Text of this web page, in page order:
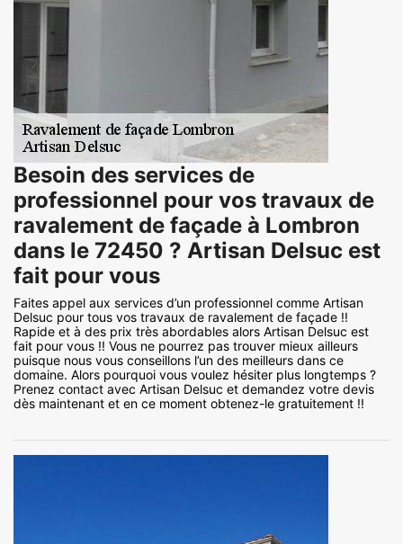
Besoin des services de
professionnel pour vos travaux de
ravalement de façade à Lombron
dans le 72450 ? Artisan Delsuc est
fait pour vous
Faites appel aux services d’un professionnel comme Artisan
Delsuc pour tous vos travaux de ravalement de façade !!
Rapide et à des prix très abordables alors Artisan Delsuc est
fait pour vous !! Vous ne pourrez pas trouver mieux ailleurs
puisque nous vous conseillons l’un des meilleurs dans ce
domaine. Alors pourquoi vous voulez hésiter plus longtemps ?
Prenez contact avec Artisan Delsuc et demandez votre devis
dès maintenant et en ce moment obtenez-le gratuitement !!